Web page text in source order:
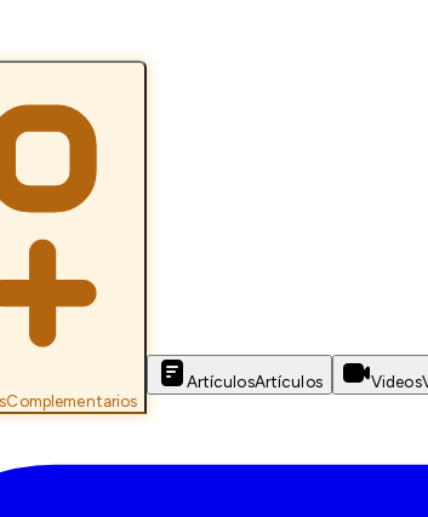
Complementarios
ArtículosArtículos Videos